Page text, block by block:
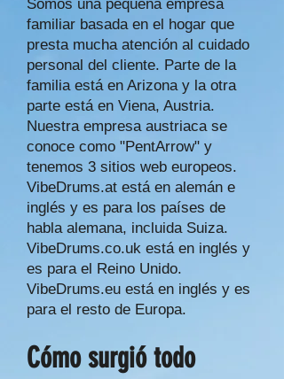
Somos una pequeña empresa
familiar basada en el hogar que
presta mucha atención al cuidado
personal del cliente. Parte de la
familia está en Arizona y la otra
parte está en Viena, Austria.
Nuestra empresa austriaca se
conoce como "PentArrow" y
tenemos 3 sitios web europeos.
VibeDrums.at está en alemán e
inglés y es para los países de
habla alemana, incluida Suiza.
VibeDrums.co.uk está en inglés y
es para el Reino Unido.
VibeDrums.eu está en inglés y es
para el resto de Europa.
Cómo surgió todo